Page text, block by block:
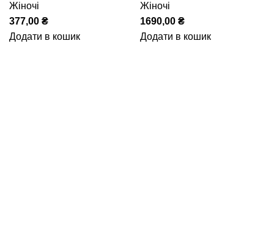
Жіночі
377,00 ₴
Додати в кошик
Жіночі
1690,00 ₴
Додати в кошик